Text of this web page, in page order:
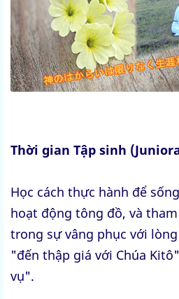
Thời gian Tập sinh
Học cách thực hành để
hoạt động tông đồ, và
trong sự vâng phục với
"đến thập giá với Chúa
vụ".